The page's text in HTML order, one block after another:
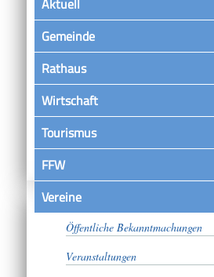
Aktuell
Gemeinde
Rathaus
Wirtschaft
Tourismus
FFW
VereineSatzungen
Öffentliche Bekanntmachungen
Veranstaltungen